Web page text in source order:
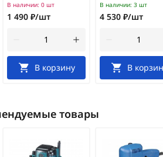
В наличии: 0 шт
1 490 ₽/шт
В корзину
В наличии: 3 шт
4 530 ₽/шт
В
товары